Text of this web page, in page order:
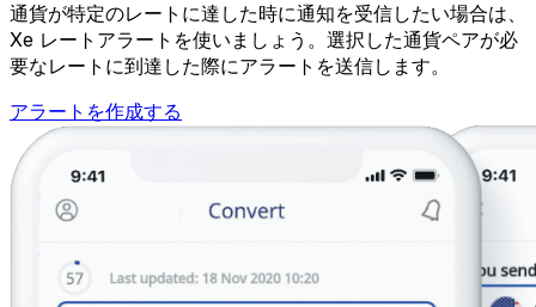
通貨が特定のレートに達した時に通知を受信したい場合は、
Xe レートアラートを使いましょう。選択した通貨ペアが必
要なレートに到達した際にアラートを送信します。
アラートを作成する